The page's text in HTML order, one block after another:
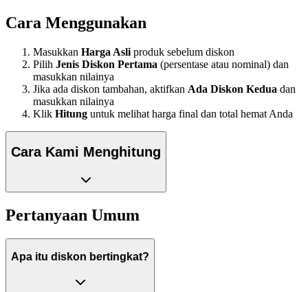
Cara Menggunakan
Masukkan Harga Asli produk sebelum diskon
Pilih Jenis Diskon Pertama (persentase atau nominal) dan
masukkan nilainya
Jika ada diskon tambahan, aktifkan Ada Diskon Kedua dan
masukkan nilainya
Klik Hitung untuk melihat harga final dan total hemat Anda
Cara Kami Menghitung
Pertanyaan Umum
Apa itu diskon bertingkat?